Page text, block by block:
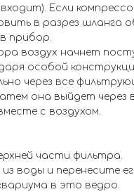
Если
в разрез шланга
прибор.
воздух начнет
особой
через все
она выйдет через
с воздухом.
части фильтра.
воды и перенесите
в это ведро.